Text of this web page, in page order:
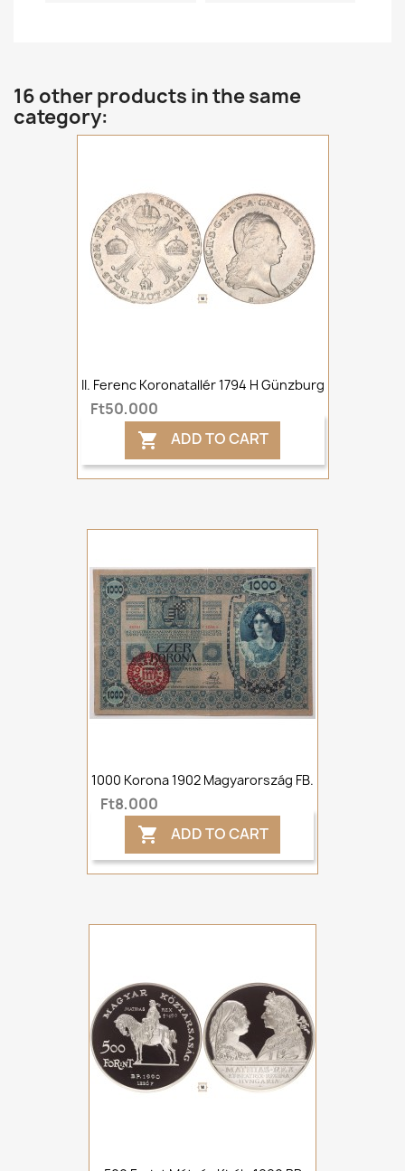
16 other products in the same
category:
II. Ferenc Koronatallér 1794 H Günzburg
Ft50,000
 ADD TO CART
1000 Korona 1902 Magyarország FB.
Ft8,000
 ADD TO CART